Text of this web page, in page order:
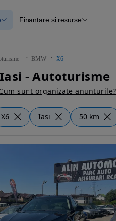
verificate
Blog Autovit.ro
Finanțare și resurse
BMW X6
Iasi - Autoturisme
Cum sunt organizate anunturile?
X6 Iasi 50 km